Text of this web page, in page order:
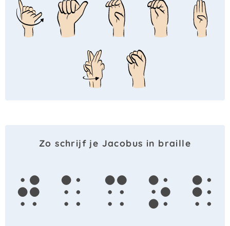
Zo schrijf je Jacobus in braille
j a c o b